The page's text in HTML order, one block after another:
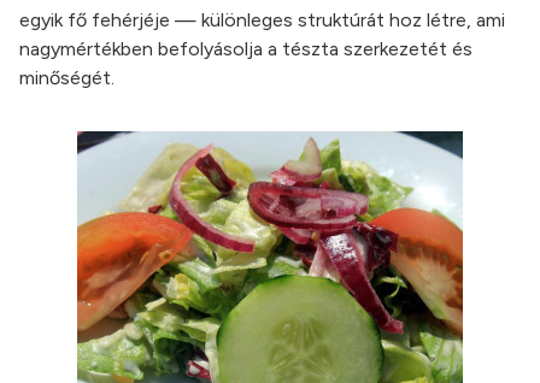
egyik fő fehérjéje — különleges struktúrát hoz létre, ami
nagymértékben befolyásolja a tészta szerkezetét és
minőségét.